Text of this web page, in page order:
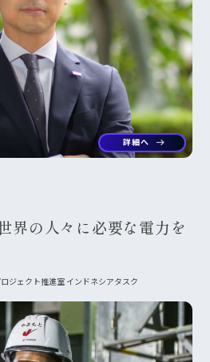
詳細へ arrow_right_alt
界の人々に必要な電力を
ジェクト推進室 インドネシアタスク